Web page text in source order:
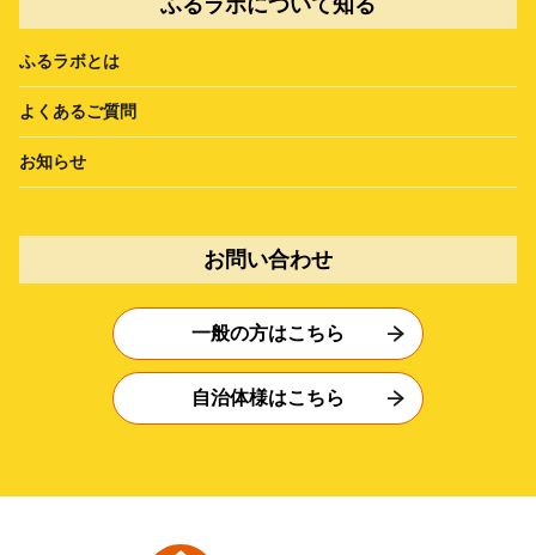
ふるラボとは
よくあるご質問
お知らせ
お問い合わせ
一般の方はこちら
自治体様はこちら